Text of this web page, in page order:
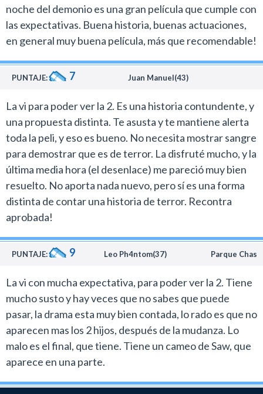
noche del demonio es una gran película que cumple con
las expectativas. Buena historia, buenas actuaciones,
en general muy buena película, más que recomendable!
PUNTAJE: 7 Juan Manuel(43)
La vi para poder ver la 2. Es una historia contundente, y
una propuesta distinta. Te asusta y te mantiene alerta
toda la peli, y eso es bueno. No necesita mostrar sangre
para demostrar que es de terror. La disfruté mucho, y la
última media hora (el desenlace) me pareció muy bien
resuelto. No aporta nada nuevo, pero sí es una forma
distinta de contar una historia de terror. Recontra
aprobada!
PUNTAJE: 9 Leo Ph4ntom(37) Parque Chas
La vi con mucha expectativa, para poder ver la 2. Tiene
mucho susto y hay veces que no sabes que puede
pasar, la drama esta muy bien contada, lo rado es que no
aparecen mas los 2 hijos, después de la mudanza. Lo
malo es el final, que tiene. Tiene un cameo de Saw, que
aparece en una parte.